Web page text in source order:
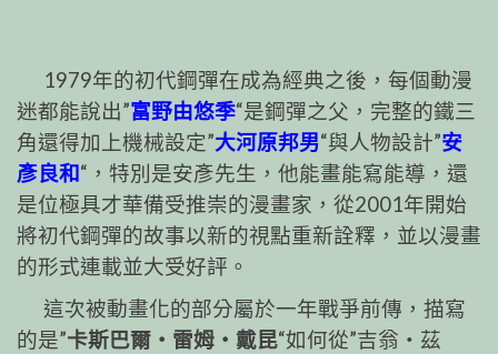
1979年的初代鋼彈在成為經典之後，每個動漫
迷都能說出”富野由悠季“是鋼彈之父，完整的鐵三
角還得加上機械設定”大河原邦男“與人物設計”安
彥良和“，特別是安彥先生，他能畫能寫能導，還
是位極具才華備受推崇的漫畫家，從2001年開始
將初代鋼彈的故事以新的視點重新詮釋，並以漫畫
的形式連載並大受好評。
這次被動畫化的部分屬於一年戰爭前傳，描寫
的是”卡斯巴爾‧雷姆‧戴昆“如何從”吉翁‧茲